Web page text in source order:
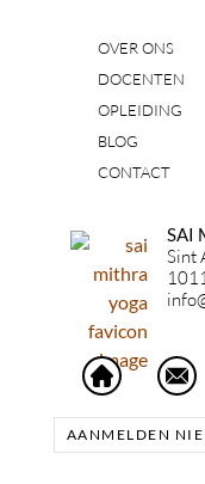
OVER ONS
DOCENTEN
OPLEIDING
BLOG
CONTACT
SAI
Sint
AANMELDEN